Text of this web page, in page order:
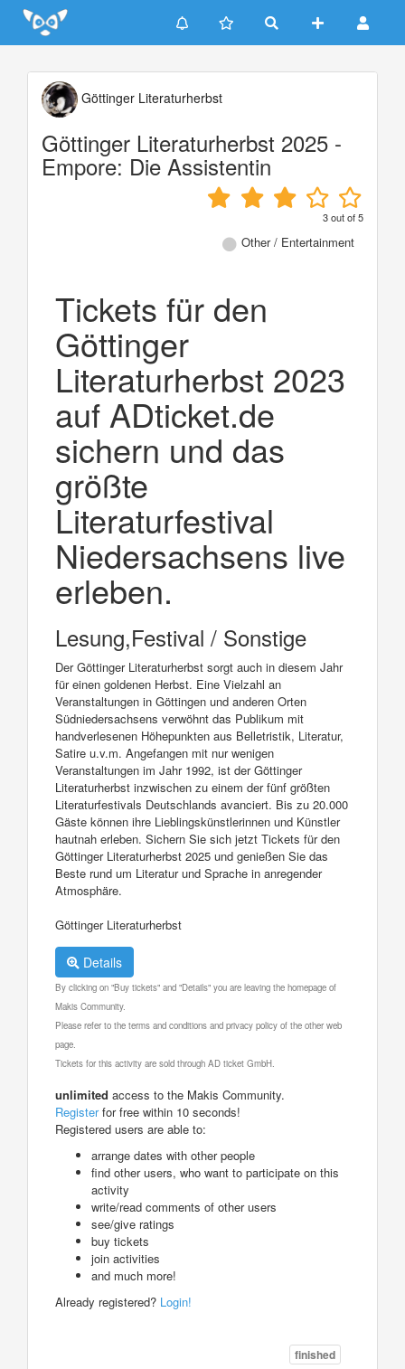
Update cookies preferences
Göttinger Literaturherbst
Göttinger Literaturherbst 2025 -
Empore: Die Assistentin
3out of5
Other / Entertainment
Tickets für den
Göttinger
Literaturherbst 2023
auf ADticket.de
sichern und das
größte
Literaturfestival
Niedersachsens live
erleben.
Lesung,Festival / Sonstige
Der Göttinger Literaturherbst sorgt auch in diesem Jahr
für einen goldenen Herbst. Eine Vielzahl an
Veranstaltungen in Göttingen und anderen Orten
Südniedersachsens verwöhnt das Publikum mit
handverlesenen Höhepunkten aus Belletristik, Literatur,
Satire u.v.m. Angefangen mit nur wenigen
Veranstaltungen im Jahr 1992, ist der Göttinger
Literaturherbst inzwischen zu einem der fünf größten
Literaturfestivals Deutschlands avanciert. Bis zu 20.000
Gäste können ihre Lieblingskünstlerinnen und Künstler
hautnah erleben. Sichern Sie sich jetzt Tickets für den
Göttinger Literaturherbst 2025 und genießen Sie das
Beste rund um Literatur und Sprache in anregender
Atmosphäre.
Göttinger Literaturherbst
Details
By clicking on "Buy tickets" and "Details" you are leaving the homepage of
Makis Community.
Please refer to the terms and conditions and privacy policy of the other web
page.
Tickets for this activity are sold through AD ticket GmbH.
unlimited access to the Makis Community.
Registerfor free within 10 seconds!
Registered users are able to:
arrange dates with other people
find other users, who want to participate on this
activity
write/read comments of other users
see/give ratings
buy tickets
join activities
and much more!
Already registered? Login!
finished